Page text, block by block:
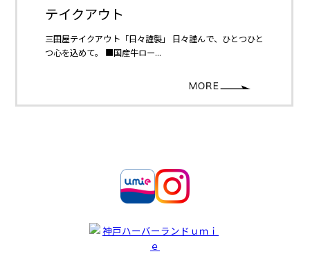
テイクアウト
三田屋テイクアウト「日々謹製」 日々謹んで、ひとつひと
つ心を込めて。 ■国産牛ロー...